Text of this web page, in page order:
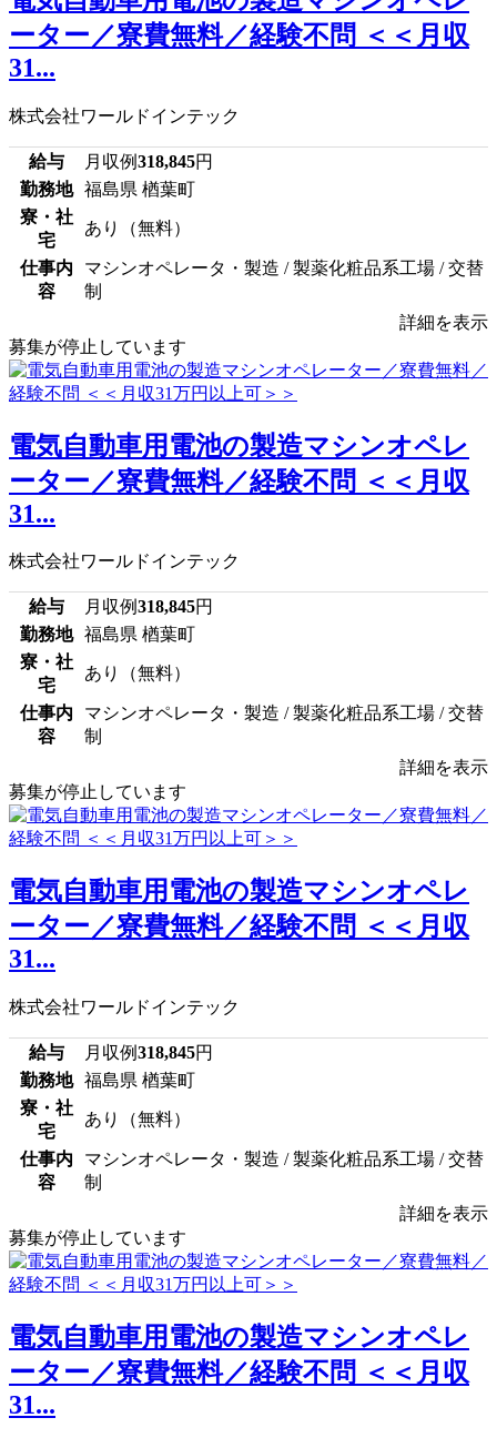
ーター／寮費無料／経験不問 ＜＜月収
31...
株式会社ワールドインテック
給与 月収例318,845円
勤務地
福島県 楢葉町
寮・社
宅
あり（無料）
仕事内
容
マシンオペレータ・製造 / 製薬化粧品系工場 / 交替
制
詳細を表示
募集が停止しています
電気自動車用電池の製造マシンオペレ
ーター／寮費無料／経験不問 ＜＜月収
31...
株式会社ワールドインテック
給与 月収例318,845円
勤務地
福島県 楢葉町
寮・社
宅
あり（無料）
仕事内
容
マシンオペレータ・製造 / 製薬化粧品系工場 / 交替
制
詳細を表示
募集が停止しています
電気自動車用電池の製造マシンオペレ
ーター／寮費無料／経験不問 ＜＜月収
31...
株式会社ワールドインテック
給与 月収例318,845円
勤務地
福島県 楢葉町
寮・社
宅
あり（無料）
仕事内
容
マシンオペレータ・製造 / 製薬化粧品系工場 / 交替
制
詳細を表示
募集が停止しています
電気自動車用電池の製造マシンオペレ
ーター／寮費無料／経験不問 ＜＜月収
31...